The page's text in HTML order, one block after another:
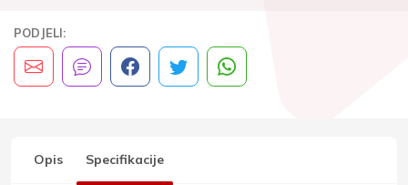
PODJELI:
Opis Specifikacije